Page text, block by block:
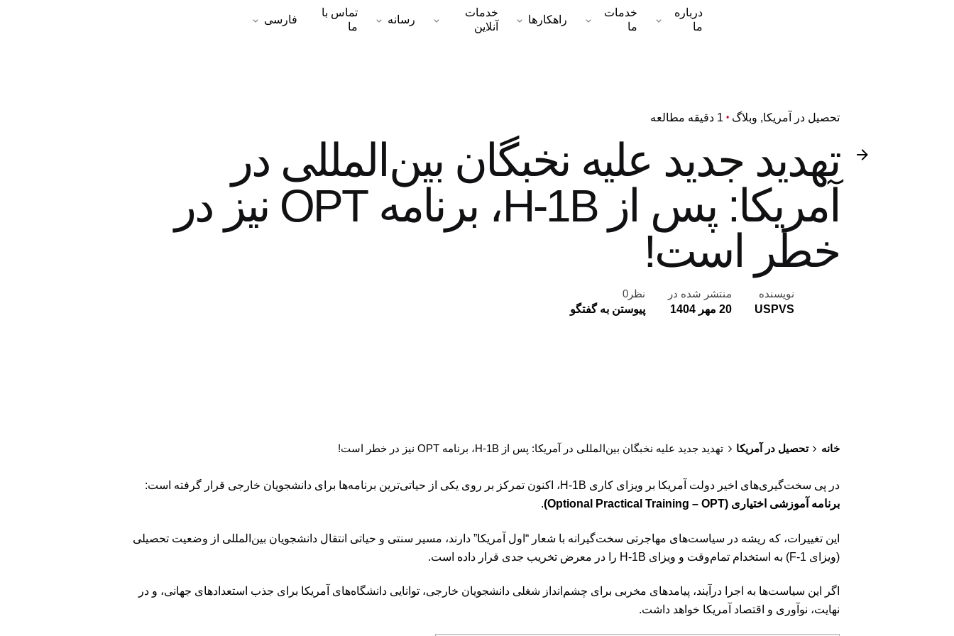
درباره
ما
خدمات
ما
راهکارها
خدمات
آنلاین
رسانه
تماس با
ما
فارسی
تحصیل در آمریکا وبلاگ 1 دقیقه مطالعه
تهدید جدید علیه نخبگان بین‌المللی در
آمریکا: پس از H-1B، برنامه OPT نیز در
خطر است!
نویسنده
USPVS
منتشر شده در
20 مهر 1404
نظر0
پیوستن به گفتگو
خانه تحصیل در آمریکا تهدید جدید علیه نخبگان بین‌المللی در آمریکا: پس از H-1B، برنامه OPT نیز در خطر است!
در پی سخت‌گیری‌های اخیر دولت آمریکا بر ویزای کاری H-1B، اکنون تمرکز بر روی یکی از حیاتی‌ترین برنامه‌ها برای دانشجویان خارجی قرار گرفته است:
برنامه آموزشی اختیاری (Optional Practical Training – OPT)
.
این تغییرات، که ریشه در سیاست‌های مهاجرتی سخت‌گیرانه با شعار “اول آمریکا” دارند، مسیر سنتی و حیاتی انتقال دانشجویان بین‌المللی از وضعیت تحصیلی
(ویزای F-1) به استخدام تمام‌وقت و ویزای H-1B را در معرض تخریب جدی قرار داده است.
اگر این سیاست‌ها به اجرا درآیند، پیامدهای مخربی برای چشم‌انداز شغلی دانشجویان خارجی، توانایی دانشگاه‌های آمریکا برای جذب استعدادهای جهانی، و در
نهایت، نوآوری و اقتصاد آمریکا خواهد داشت.